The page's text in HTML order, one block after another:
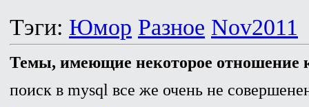
Тэги: Юмор Разное Nov2011
Темы, имеющие некоторое отношение
поиск в mysql все же очень не